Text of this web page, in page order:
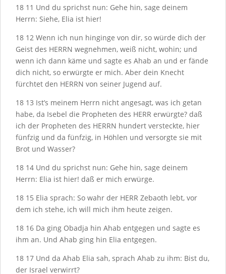
18 11 Und du sprichst nun: Gehe hin, sage deinem
Herrn: Siehe, Elia ist hier!
18 12 Wenn ich nun hinginge von dir, so würde dich der
Geist des HERRN wegnehmen, weiß nicht, wohin; und
wenn ich dann käme und sagte es Ahab an und er fände
dich nicht, so erwürgte er mich. Aber dein Knecht
fürchtet den HERRN von seiner Jugend auf.
18 13 Ist’s meinem Herrn nicht angesagt, was ich getan
habe, da Isebel die Propheten des HERR erwürgte? daß
ich der Propheten des HERRN hundert versteckte, hier
fünfzig und da fünfzig, in Höhlen und versorgte sie mit
Brot und Wasser?
18 14 Und du sprichst nun: Gehe hin, sage deinem
Herrn: Elia ist hier! daß er mich erwürge.
18 15 Elia sprach: So wahr der HERR Zebaoth lebt, vor
dem ich stehe, ich will mich ihm heute zeigen.
18 16 Da ging Obadja hin Ahab entgegen und sagte es
ihm an. Und Ahab ging hin Elia entgegen.
18 17 Und da Ahab Elia sah, sprach Ahab zu ihm: Bist du,
der Israel verwirrt?